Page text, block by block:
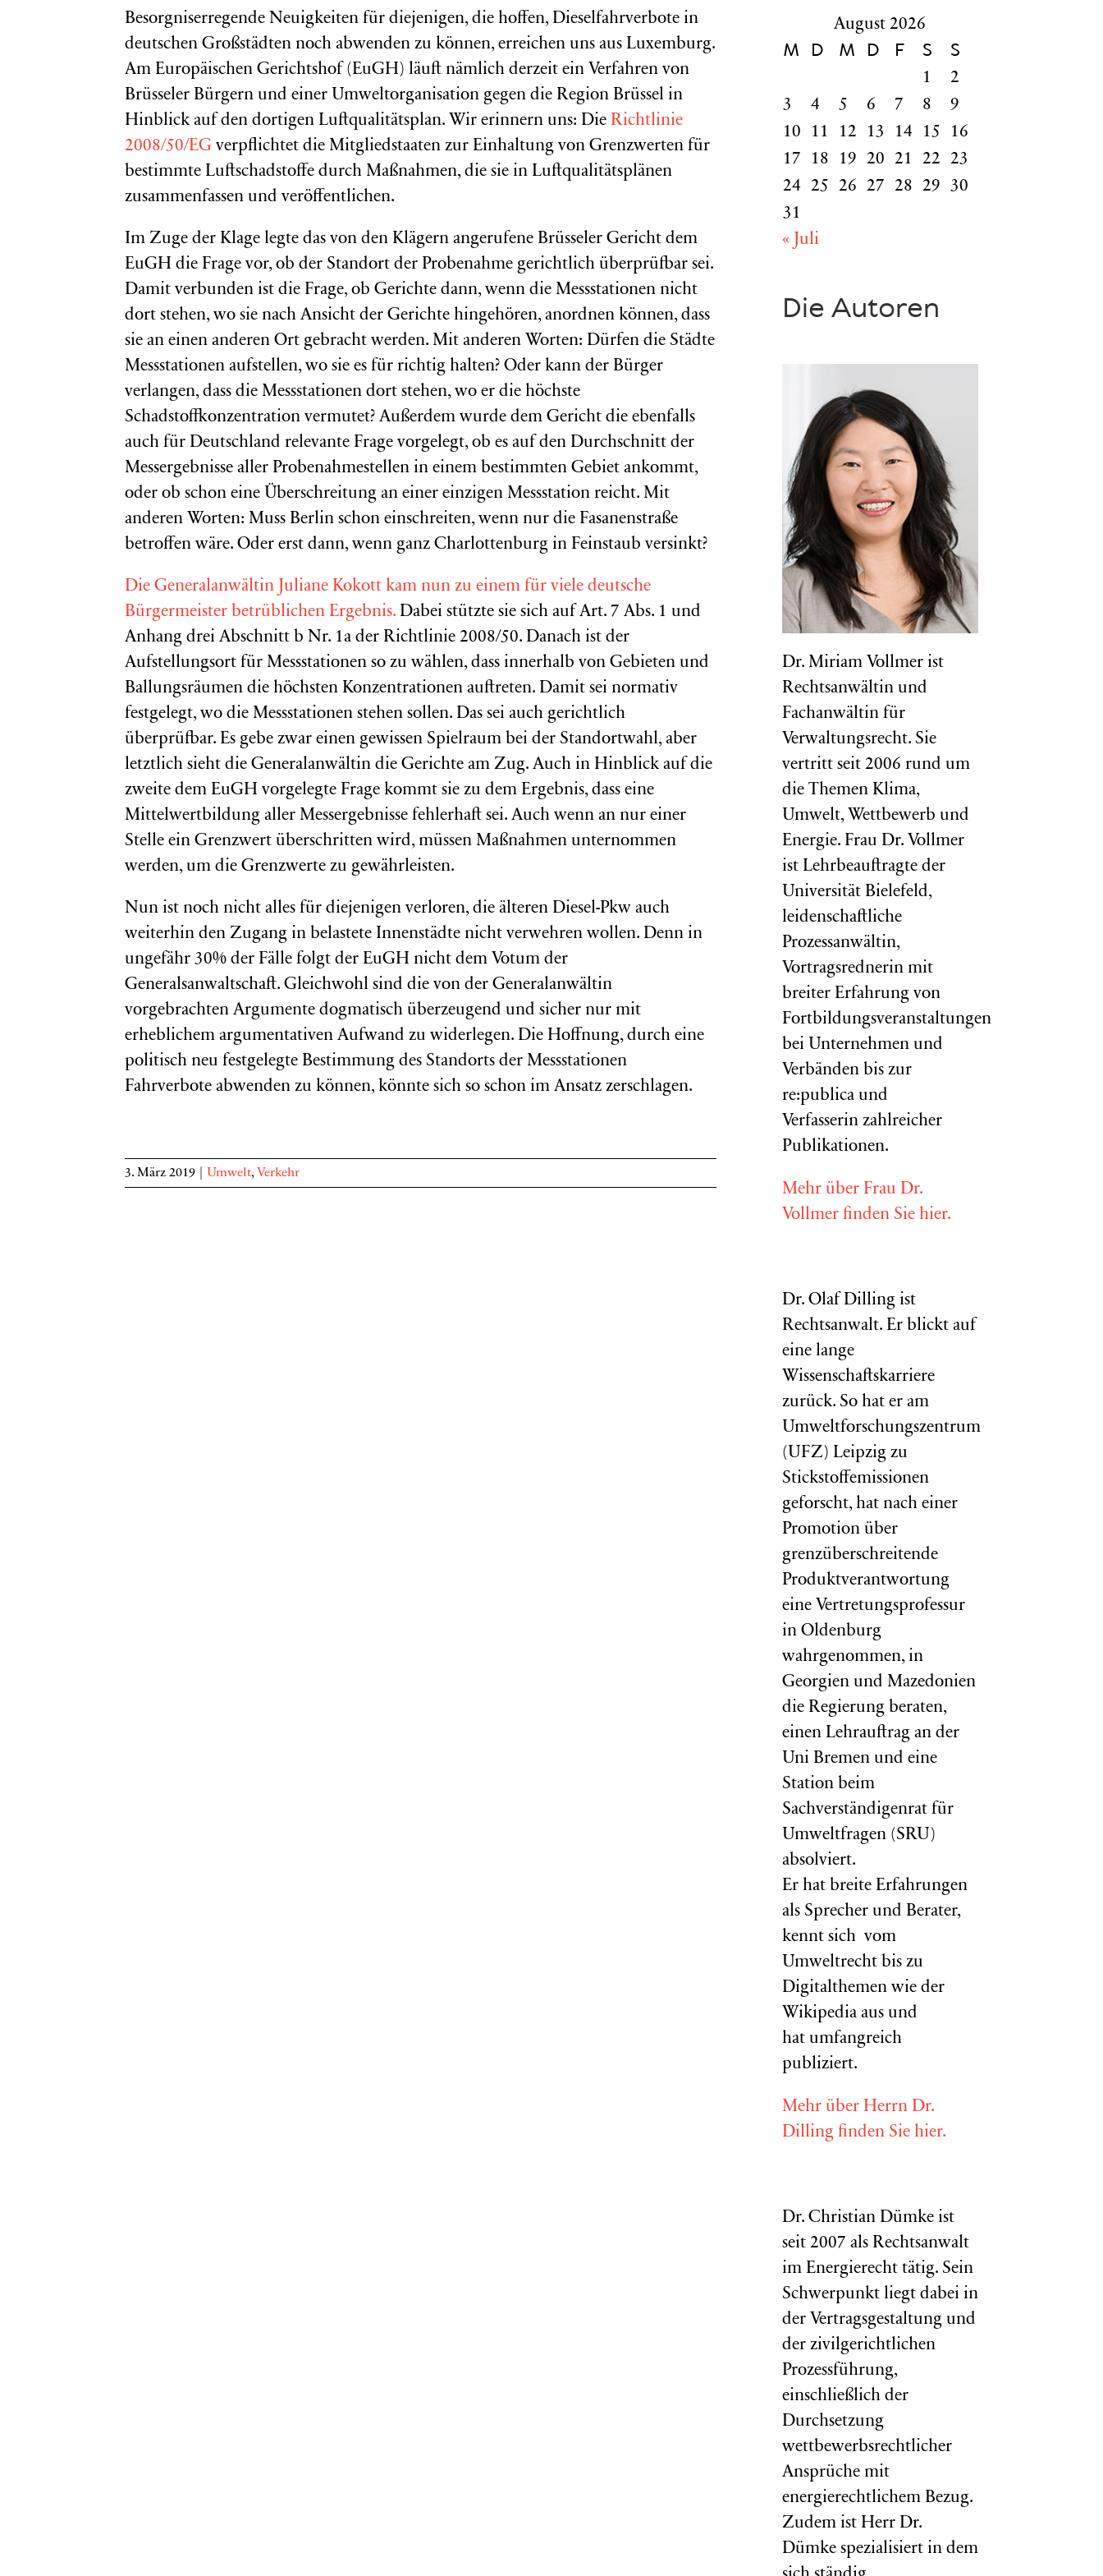
Besorgniserregende Neuigkeiten für diejenigen, die hoffen, Dieselfahrverbote in
deutschen Großstädten noch abwenden zu können, erreichen uns aus Luxemburg.
Am Europäischen Gerichtshof (EuGH) läuft nämlich derzeit ein Verfahren von
Brüsseler Bürgern und einer Umweltorganisation gegen die Region Brüssel in
Hinblick auf den dortigen Luftqualitätsplan. Wir erinnern uns: Die Richtlinie
2008/50/EG verpflichtet die Mitgliedstaaten zur Einhaltung von Grenzwerten für
bestimmte Luftschadstoffe durch Maßnahmen, die sie in Luftqualitätsplänen
zusammenfassen und veröffentlichen.
Im Zuge der Klage legte das von den Klägern angerufene Brüsseler Gericht dem
EuGH die Frage vor, ob der Standort der Probenahme gerichtlich überprüfbar sei.
Damit verbunden ist die Frage, ob Gerichte dann, wenn die Messstationen nicht
dort stehen, wo sie nach Ansicht der Gerichte hingehören, anordnen können, dass
sie an einen anderen Ort gebracht werden. Mit anderen Worten: Dürfen die Städte
Messstationen aufstellen, wo sie es für richtig halten? Oder kann der Bürger
verlangen, dass die Messstationen dort stehen, wo er die höchste
Schadstoffkonzentration vermutet? Außerdem wurde dem Gericht die ebenfalls
auch für Deutschland relevante Frage vorgelegt, ob es auf den Durchschnitt der
Messergebnisse aller Probenahmestellen in einem bestimmten Gebiet ankommt,
oder ob schon eine Überschreitung an einer einzigen Messstation reicht. Mit
anderen Worten: Muss Berlin schon einschreiten, wenn nur die Fasanenstraße
betroffen wäre. Oder erst dann, wenn ganz Charlottenburg in Feinstaub versinkt?
Die Generalanwältin Juliane Kokott kam nun zu einem für viele deutsche
Bürgermeister betrüblichen Ergebnis. Dabei stützte sie sich auf Art. 7 Abs. 1 und
Anhang drei Abschnitt b Nr. 1a der Richtlinie 2008/50. Danach ist der
Aufstellungsort für Messstationen so zu wählen, dass innerhalb von Gebieten und
Ballungsräumen die höchsten Konzentrationen auftreten. Damit sei normativ
festgelegt, wo die Messstationen stehen sollen. Das sei auch gerichtlich
überprüfbar. Es gebe zwar einen gewissen Spielraum bei der Standortwahl, aber
letztlich sieht die Generalanwältin die Gerichte am Zug. Auch in Hinblick auf die
zweite dem EuGH vorgelegte Frage kommt sie zu dem Ergebnis, dass eine
Mittelwertbildung aller Messergebnisse fehlerhaft sei. Auch wenn an nur einer
Stelle ein Grenzwert überschritten wird, müssen Maßnahmen unternommen
werden, um die Grenzwerte zu gewährleisten.
Nun ist noch nicht alles für diejenigen verloren, die älteren Diesel-Pkw auch
weiterhin den Zugang in belastete Innenstädte nicht verwehren wollen. Denn in
ungefähr 30% der Fälle folgt der EuGH nicht dem Votum der
Generalsanwaltschaft. Gleichwohl sind die von der Generalanwältin
vorgebrachten Argumente dogmatisch überzeugend und sicher nur mit
erheblichem argumentativen Aufwand zu widerlegen. Die Hoffnung, durch eine
politisch neu festgelegte Bestimmung des Standorts der Messstationen
Fahrverbote abwenden zu können, könnte sich so schon im Ansatz zerschlagen.
3. März 2019 Umwelt, Verkehr
August 2026
M D M D F S S
1
2
3
4 5 6 7 8
9
10
11 12 13 14 15
16
17
18 19 20 21 22
23
24
25 26 27 28 29
30
31
« Juli
Die Autoren
Dr. Miriam Vollmer ist
Rechtsanwältin und
Fachanwältin für
Verwaltungsrecht. Sie
vertritt seit 2006 rund um
die Themen Klima,
Umwelt, Wettbewerb und
Energie. Frau Dr. Vollmer
ist Lehrbeauftragte der
Universität Bielefeld,
leidenschaftliche
Prozessanwältin,
Vortragsrednerin mit
breiter Erfahrung von
Fortbildungsveranstaltungen
bei Unternehmen und
Verbänden bis zur
re:publica und
Verfasserin zahlreicher
Publikationen.
Mehr über Frau Dr.
Vollmer finden Sie hier.
Dr. Olaf Dilling ist
Rechtsanwalt. Er blickt auf
eine lange
Wissenschaftskarriere
zurück. So hat er am
Umweltforschungszentrum
(UFZ) Leipzig zu
Stickstoffemissionen
geforscht, hat nach einer
Promotion über
grenzüberschreitende
Produktverantwortung
eine Vertretungsprofessur
in Oldenburg
wahrgenommen, in
Georgien und Mazedonien
die Regierung beraten,
einen Lehrauftrag an der
Uni Bremen und eine
Station beim
Sachverständigenrat für
Umweltfragen (SRU )
absolviert.
Er hat breite Erfahrungen
als Sprecher und Berater,
kennt sich vom
Umweltrecht bis zu
Digitalthemen wie der
Wikipedia aus und
hat umfangreich
publiziert.
Mehr über Herrn Dr.
Dilling finden Sie hier.
Dr. Christian Dümke ist
seit 2007 als Rechtsanwalt
im Energierecht tätig. Sein
Schwerpunkt liegt dabei in
der Vertragsgestaltung und
der zivilgerichtlichen
Prozessführung,
einschließlich der
Durchsetzung
wettbewerbsrechtlicher
Ansprüche mit
energierechtlichem Bezug.
Zudem ist Herr Dr.
Dümke spezialisiert in dem